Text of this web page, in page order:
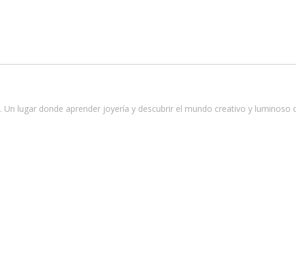
. Un lugar donde aprender joyería y descubrir el mundo creativo y luminoso